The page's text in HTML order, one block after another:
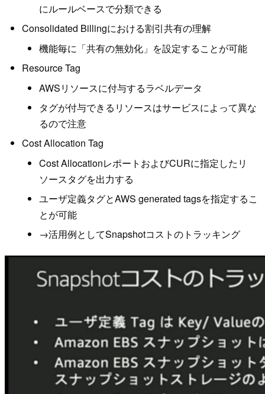
にルールベースで分類できる
Consolidated Billingにおける割引共有の理解
機能毎に「共有の無効化」を設定することが可能
Resource Tag
AWSリソースに付与するラベルデータ
タグが付与できるリソースはサービスによって異な
るので注意
Cost Allocation Tag
Cost AllocationレポートおよびCURに指定したリ
ソースタグを出力する
ユーザ定義タグとAWS generated tagsを指定するこ
とが可能
→活用例としてSnapshotコストのトラッキング